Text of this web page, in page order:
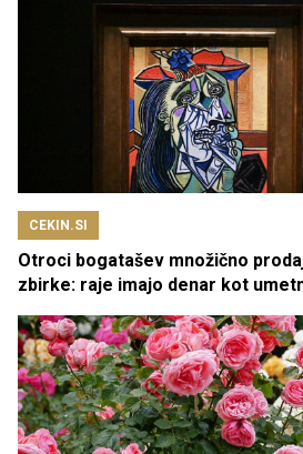
CEKIN.SI
Otroci bogatašev množično
zbirke: raje imajo denar kot